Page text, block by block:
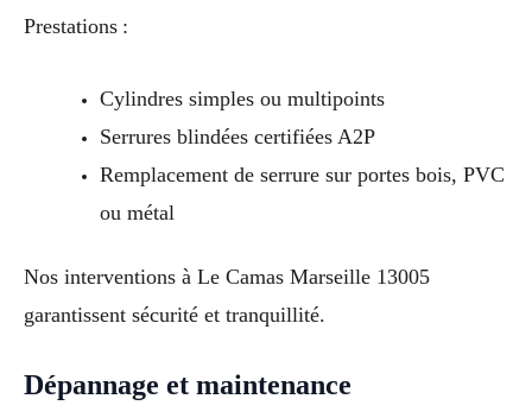
Prestations :
Cylindres simples ou multipoints
Serrures blindées certifiées A2P
Remplacement de serrure sur portes bois, PVC
ou métal
Nos interventions à Le Camas Marseille 13005
garantissent sécurité et tranquillité.
Dépannage et maintenance